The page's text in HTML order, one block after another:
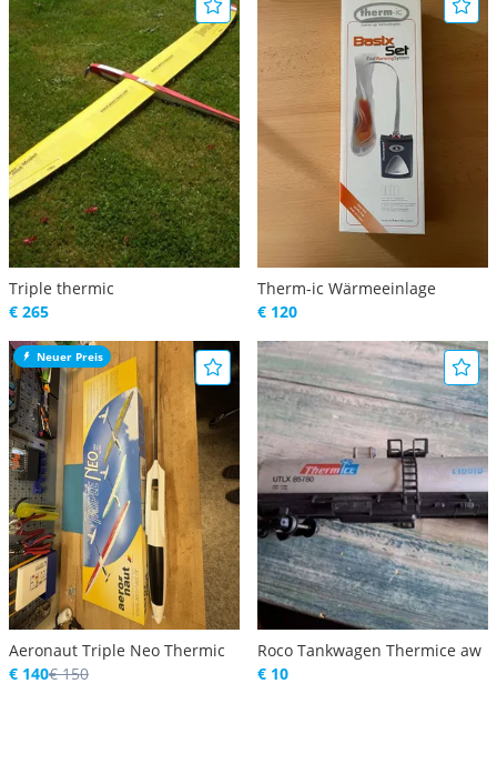
Triple thermic
€ 265
Therm-ic Wärmeeinlage
€ 120
Neuer Preis
Aeronaut Triple Neo Thermic
€ 140€ 150
Roco Tankwagen Thermice aw
€ 10